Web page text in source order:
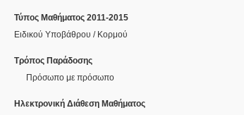
Τύπος Μαθήματος 2011-2015
Ειδικού Υποβάθρου / Κορμού
Τρόπος Παράδοσης
Πρόσωπο με πρόσωπο
Ηλεκτρονική Διάθεση Μαθήματος